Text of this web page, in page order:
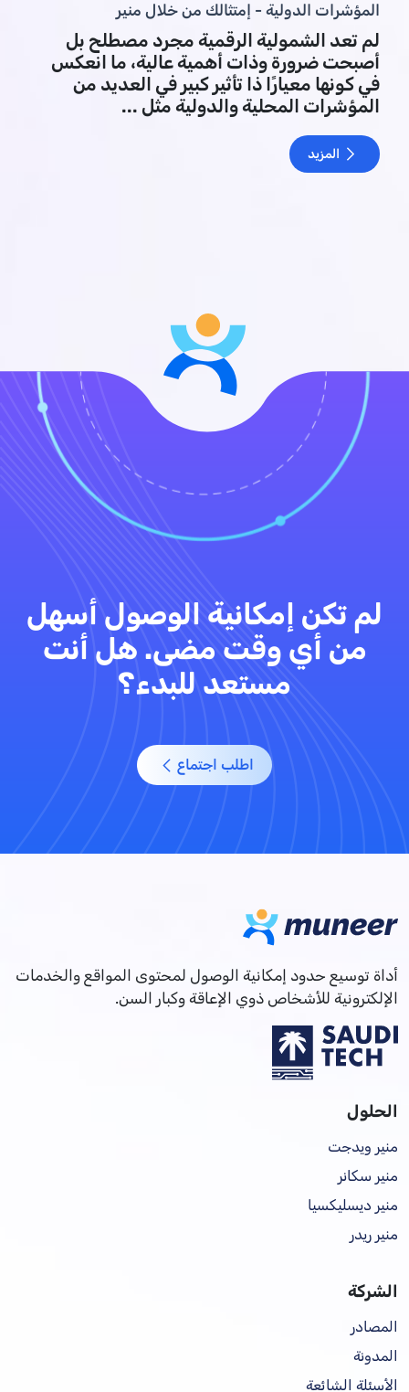
المؤشرات الدولية - إمتثالك من خلال منير
لم تعد الشمولية الرقمية مجرد مصطلح بل
أصبحت ضرورة وذات أهمية عالية، ما انعكس
في كونها معيارًا ذا تأثير كبير في العديد من
المؤشرات المحلية والدولية مثل ...
المزيد
لم تكن إمكانية الوصول أسهل
من أي وقت مضى. هل أنت
مستعد للبدء؟
اطلب اجتماع
أداة توسيع حدود إمكانية الوصول لمحتوى المواقع والخدمات
الإلكترونية للأشخاص ذوي الإعاقة وكبار السن.
الحلول
منير ويدجت
منير سكانر
منير ديسليكسيا
منير ريدر
الشركة
المصادر
المدونة
الأسئلة الشائعة